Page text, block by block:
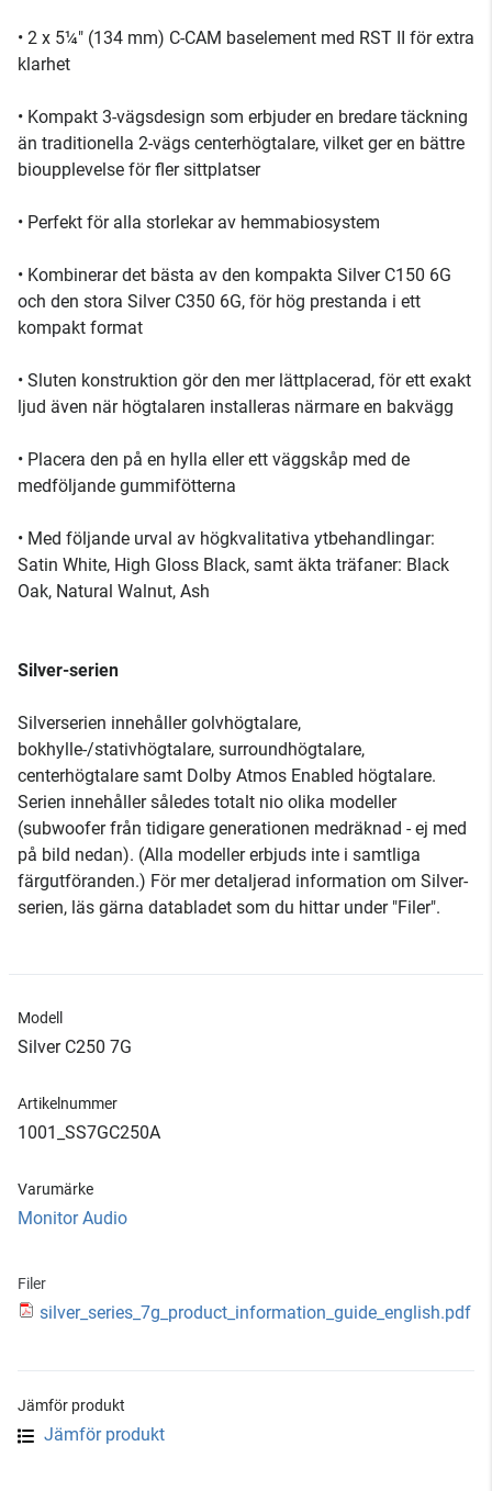
• 2 x 5¼" (134 mm) C-CAM baselement med RST II för extra
klarhet
• Kompakt 3-vägsdesign som erbjuder en bredare täckning
än traditionella 2-vägs centerhögtalare, vilket ger en bättre
bioupplevelse för fler sittplatser
• Perfekt för alla storlekar av hemmabiosystem
• Kombinerar det bästa av den kompakta Silver C150 6G
och den stora Silver C350 6G, för hög prestanda i ett
kompakt format
• Sluten konstruktion gör den mer lättplacerad, för ett exakt
ljud även när högtalaren installeras närmare en bakvägg
• Placera den på en hylla eller ett väggskåp med de
medföljande gummifötterna
• Med följande urval av högkvalitativa ytbehandlingar:
Satin White, High Gloss Black, samt äkta träfaner: Black
Oak, Natural Walnut, Ash
Silver-serien
Silverserien innehåller golvhögtalare,
bokhylle-/stativhögtalare, surroundhögtalare,
centerhögtalare samt Dolby Atmos Enabled högtalare.
Serien innehåller således totalt nio olika modeller
(subwoofer från tidigare generationen medräknad - ej med
på bild nedan). (Alla modeller erbjuds inte i samtliga
färgutföranden.) För mer detaljerad information om Silver-
serien, läs gärna databladet som du hittar under "Filer".
Modell
Silver C250 7G
Artikelnummer
1001_SS7GC250A
Varumärke
Monitor Audio
Filer
silver_series_7g_product_information_guide_english.pdf
Jämför produkt
Jämför produkt